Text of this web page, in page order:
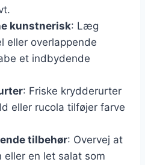
kunstnerisk: Læg
eller overlappende
et indbydende
: Friske krydderurter
eller rucola tilføjer farve
tilbehør: Overvej at
en let salat som